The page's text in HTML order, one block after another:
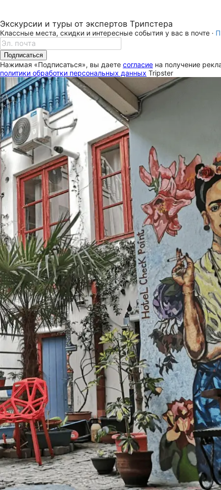
Экскурсии и туры от экспертов Трипстера
Классные места, скидки и интересные события у вас в почте ·
Подписаться
Нажимая «Подписаться», вы даете согласие на получение
политики обработки персональных данных Tripster